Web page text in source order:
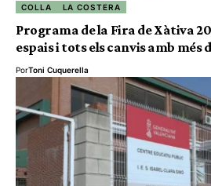
COLLA LA COSTERA
Programa de la Fira de Xàtiva
espais i tots els canvis amb més
PorToni Cuquerella